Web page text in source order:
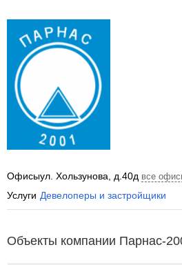
Офисыул. Хользунова, д.40д все
Услуги Девелоперы и застройщики
Объекты компании Парнас-